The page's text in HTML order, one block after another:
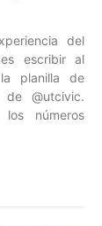
del
escribir al
la planilla de
@utcivic.
números